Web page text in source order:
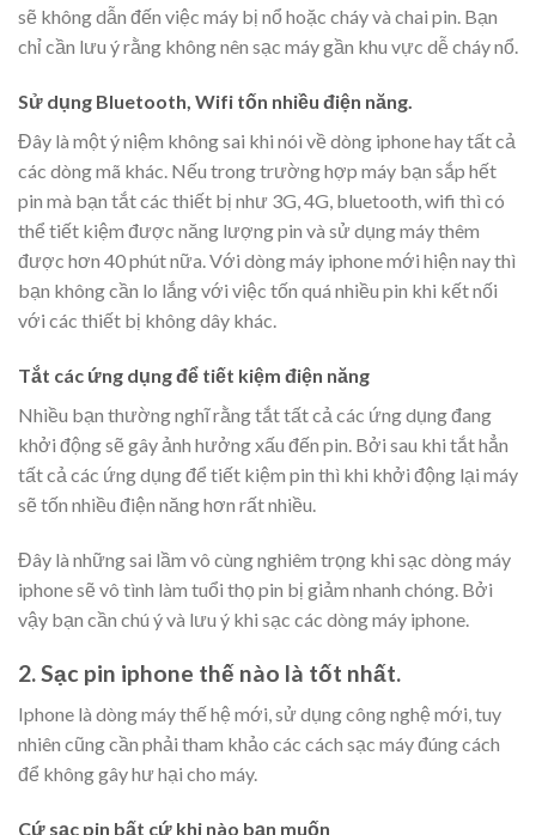
sẽ không dẫn đến việc máy bị nổ hoặc cháy và chai pin. Bạn
chỉ cần lưu ý rằng không nên sạc máy gần khu vực dễ cháy nổ.
Sử dụng Bluetooth, Wifi tốn nhiều điện năng.
Đây là một ý niệm không sai khi nói về dòng iphone hay tất cả
các dòng mã khác. Nếu trong trường hợp máy bạn sắp hết
pin mà bạn tắt các thiết bị như 3G, 4G, bluetooth, wifi thì có
thể tiết kiệm được năng lượng pin và sử dụng máy thêm
được hơn 40 phút nữa. Với dòng máy iphone mới hiện nay thì
bạn không cần lo lắng với việc tốn quá nhiều pin khi kết nối
với các thiết bị không dây khác.
Tắt các ứng dụng để tiết kiệm điện năng
Nhiều bạn thường nghĩ rằng tắt tất cả các ứng dụng đang
khởi động sẽ gây ảnh hưởng xấu đến pin. Bởi sau khi tắt hẳn
tất cả các ứng dụng để tiết kiệm pin thì khi khởi động lại máy
sẽ tốn nhiều điện năng hơn rất nhiều.
Đây là những sai lầm vô cùng nghiêm trọng khi sạc dòng máy
iphone sẽ vô tình làm tuổi thọ pin bị giảm nhanh chóng. Bởi
vậy bạn cần chú ý và lưu ý khi sạc các dòng máy iphone.
2. Sạc pin iphone thế nào là tốt nhất.
Iphone là dòng máy thế hệ mới, sử dụng công nghệ mới, tuy
nhiên cũng cần phải tham khảo các cách sạc máy đúng cách
để không gây hư hại cho máy.
Cứ sạc pin bất cứ khi nào bạn muốn